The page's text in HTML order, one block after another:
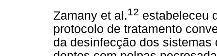
Zamany et al.12 estabeleceu
protocolo de tratamento
da desinfecção dos